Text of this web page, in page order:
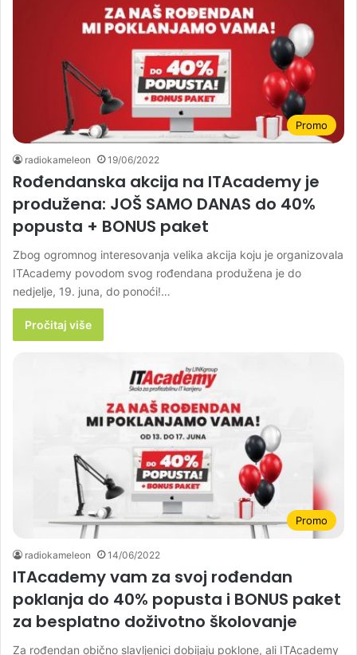
Promo
radiokameleon 19/06/2022
Rođendanska akcija na ITAcademy je
produžena: JOŠ SAMO DANAS do 40%
popusta + BONUS paket
Zbog ogromnog interesovanja velika akcija koju je organizovala
ITAcademy povodom svog rođendana produžena je do
nedjelje, 19. juna, do ponoći!…
Pročitaj više
Promo
radiokameleon 14/06/2022
ITAcademy vam za svoj rođendan
poklanja do 40% popusta i BONUS paket
za besplatno doživotno školovanje
Za rođendan obično slavljenici dobijaju poklone, ali ITAcademy